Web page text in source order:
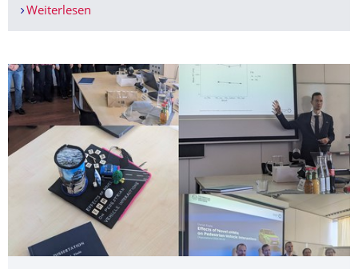
Weiterlesen